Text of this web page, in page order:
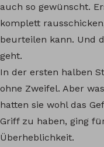
auch so gewünscht.
komplett
beurteilen kann. Und
geht.
In der ersten halben
ohne Zweifel. Aber
hatten sie wohl das
Griff zu haben, ging
Überheblichkeit.